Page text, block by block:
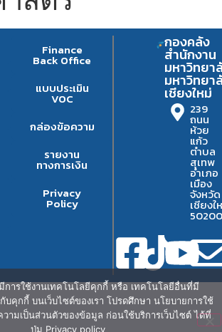
Finance
Back Office
แบบประเมิน
VOC
กล่องข้อความ
รายงาน
ทางการเงิน
Privacy
Policy
กองคลัง
สำนักงาน
มหาวิทยา
มหาวิทยา
เชียงใหม่
239
ถนน
ห้วย
แก้ว
ตำบล
สุเทพ
อำเภอ
เมือง
จังหวัด
เชียงใ
50200
การใช้งานเทคโนโลยีคุกกี้ หรือ เทคโนโลยีอื่นที่มี
บคุกกี้ บนเว็บไซต์ของเรา โปรดศึกษา นโยบายการใช้
ามเป็นส่วนตัวของข้อมูล ก่อนใช้บริการเว็บไซต์ ได้ที่
ปุ่ม Privacy policy